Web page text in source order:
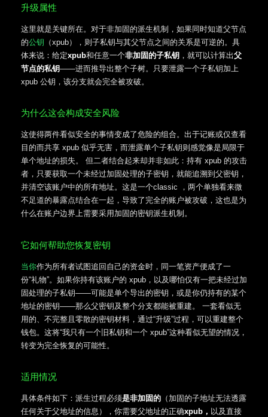
升级属性
这里就是关键所在。对于非加固的派生机制，如果同时知道父节点
的公钥 （xpub），则子私钥与其父节点之间的关系是可逆的。具
体来说：给定xpub和任意一个非加固的子私钥 ，就可以计算出父
节点的私钥——进而推导出整个子树。只要泄露一个子私钥加上
xpub 公钥，该分支就会完全被攻破。
为什么这会构成安全风险
这使得两件看似安全的事情变成了危险的组合。出于记账或仅查看
目的而共享 xpub 似乎无害，而泄露单个子私钥则感觉像是局限于
单个地址的损失。 但二者结合起来却并非如此：持有 xpub 的攻击
者，只要获取一个未经过加固处理的子密钥，就能追溯到父密钥，
并清空该账户中的所有地址。这是一个classic ，两个单独看来微
不足道的暴露点结合在一起，导致了完全的账户被攻破，这也是为
什么在账户边界上需要采用加固的密钥派生机制。
它如何帮助您恢复密钥
当你作为所有者试图追回自己的资金时，同一笔资产便成了一
份“礼物”。如果你持有该账户的 xpub，以及哪怕仅有一把未经过加
固处理的子私钥——可能是单个导出的密钥，或是你仍持有的某个
地址的密钥——那么父密钥及整个分支都能被重建。 一套看似无
用的、不完整且零散的密钥材料，通过“升级”过程，可以重建整个
钱包。这将“我只有一个旧私钥和一个 xpub”这种看似无望的情况，
转变为完全恢复的可能性。
适用情况
具体条件如下：派生过程必须是非加固的 （加固的子地址无法透露
任何关于父地址的信息），你需要父地址的正确xpub， 以及直接